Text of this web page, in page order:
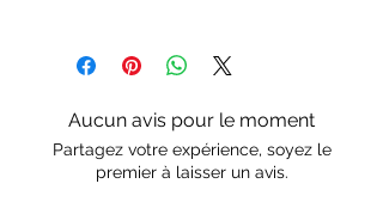
Escolha a sua opção de
oferta
Aucun avis pour le moment
Partagez votre expérience, soyez le
premier à laisser un avis.